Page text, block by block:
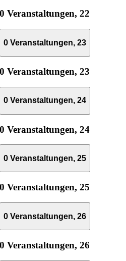
0 Veranstaltungen,22
0 Veranstaltungen,23
0 Veranstaltungen,23
0 Veranstaltungen,24
0 Veranstaltungen,24
0 Veranstaltungen,25
0 Veranstaltungen,25
0 Veranstaltungen,26
0 Veranstaltungen,26